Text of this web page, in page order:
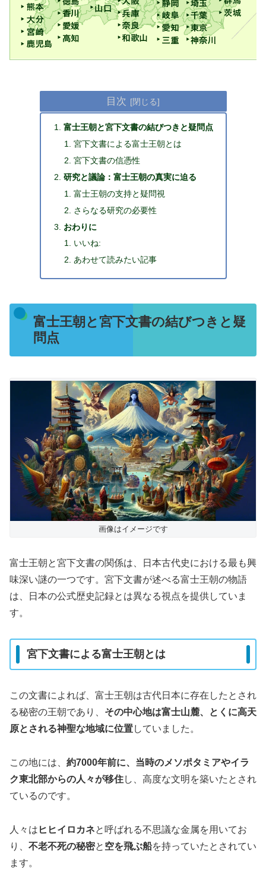
目次
富士王朝と宮下文書の結びつきと疑問点
宮下文書による富士王朝とは
宮下文書の信憑性
研究と議論：富士王朝の真実に迫る
富士王朝の支持と疑問視
さらなる研究の必要性
おわりに
いいね:
あわせて読みたい記事
富士王朝と宮下文書の結びつきと疑
問点
画像はイメージです
富士王朝と宮下文書の関係は、日本古代史における最も興
味深い謎の一つです。宮下文書が述べる富士王朝の物語
は、日本の公式歴史記録とは異なる視点を提供していま
す。
宮下文書による富士王朝とは
この文書によれば、富士王朝は古代日本に存在したとされ
る秘密の王朝であり、 その中心地は富士山麓、とくに高天
原とされる神聖な地域に位置していました。
この地には、 約7000年前に、当時のメソポタミアやイラ
ク東北部からの人々が移住し、高度な文明を築いたとされ
ているのです。
人々は ヒヒイロカネと呼ばれる不思議な金属を用いてお
り、 不老不死の秘密と 空を飛ぶ船を持っていたとされてい
ます。